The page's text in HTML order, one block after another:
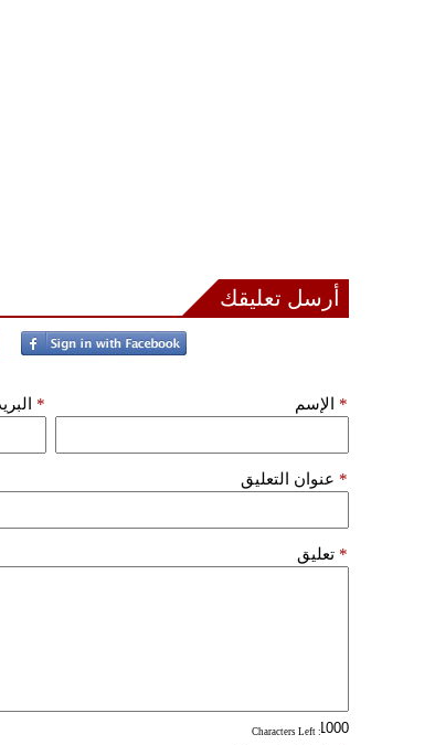
أرسل تعليقك
الإسم *
*
عنوان التعليق *
تعليق *
: Characters Left